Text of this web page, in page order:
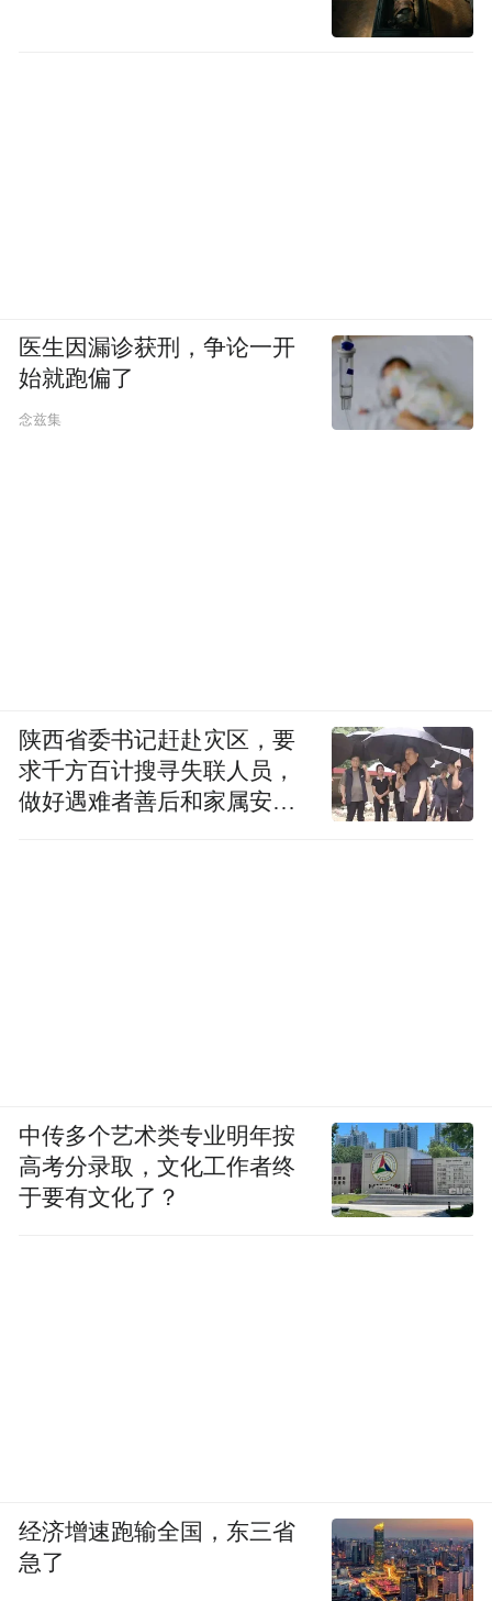
医生因漏诊获刑，争论一开
始就跑偏了
念兹集
陕西省委书记赶赴灾区，要
求千方百计搜寻失联人员，
做好遇难者善后和家属安抚
中传多个艺术类专业明年按
高考分录取，文化工作者终
于要有文化了？
经济增速跑输全国，东三省
急了